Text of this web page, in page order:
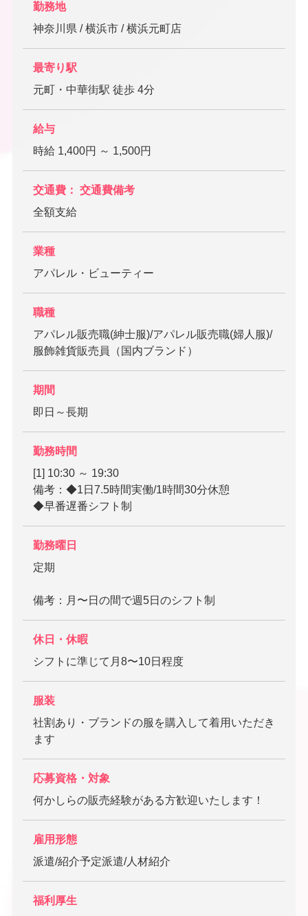
勤務地
神奈川県 / 横浜市 / 横浜元町店
最寄り駅
元町・中華街駅 徒歩 4分
給与
時給 1,400円 ～ 1,500円
交通費： 交通費備考
全額支給
業種
アパレル・ビューティー
職種
アパレル販売職(紳士服)/アパレル販売職(婦人服)/
服飾雑貨販売員（国内ブランド）
期間
即日～長期
勤務時間
[1] 10:30 ～ 19:30
備考：◆1日7.5時間実働/1時間30分休憩
◆早番遅番シフト制
勤務曜日
定期
備考：月〜日の間で週5日のシフト制
休日・休暇
シフトに準じて月8〜10日程度
服装
社割あり・ブランドの服を購入して着用いただき
ます
応募資格・対象
何かしらの販売経験がある方歓迎いたします！
雇用形態
派遣/紹介予定派遣/人材紹介
福利厚生